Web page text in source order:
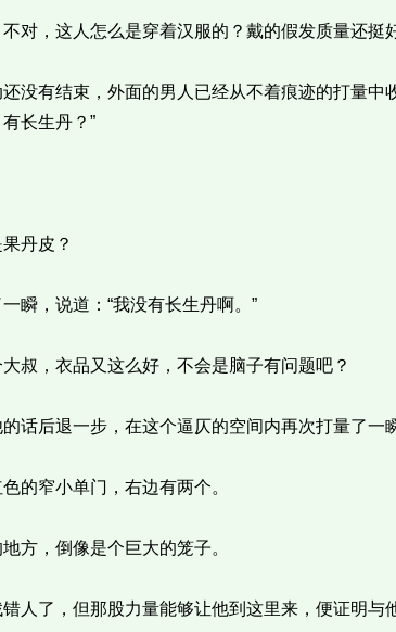
，这人怎么是穿着汉服的？戴的假发质量还挺好
有结束，外面的男人已经从不着痕迹的打量中
长生丹？”
丹皮？
，说道：“我没有长生丹啊。”
，衣品又这么好，不会是脑子有问题吧？
后退一步，在这个逼仄的空间内再次打量了一瞬
窄小单门，右边有两个。
，倒像是个巨大的笼子。
了，但那股力量能够让他到这里来，便证明与